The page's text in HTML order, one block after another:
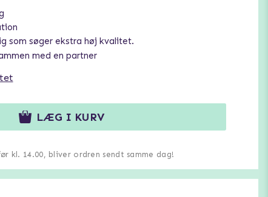
som søger ekstra høj kvalitet.
med en partner
LÆG I KURV
kl. 14.00, bliver ordren sendt samme dag!